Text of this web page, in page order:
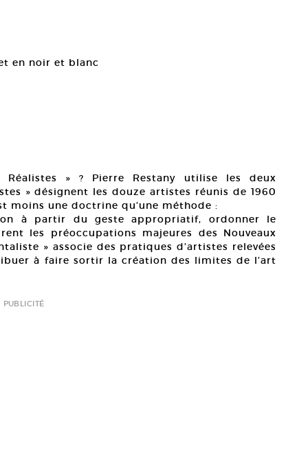
en noir et blanc
Réalistes » ? Pierre Restany utilise les deux
» désignent les douze artistes réunis de 1960
moins une doctrine qu’une méthode :
à partir du geste appropriatif, ordonner le
les préoccupations majeures des Nouveaux
» associe des pratiques d’artistes relevées
à faire sortir la création des limites de l’art
PUBLICITÉ